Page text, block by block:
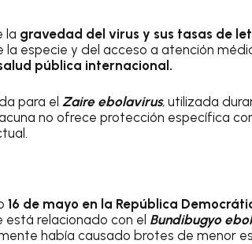
la gravedad del virus y sus tasas de
la especie y del acceso a atención
pública internacional.
para el Zaire ebolavirus, utilizada
no ofrece protección específica
16 de mayo en la República
relacionado con el Bundibugyo
había causado brotes de menor